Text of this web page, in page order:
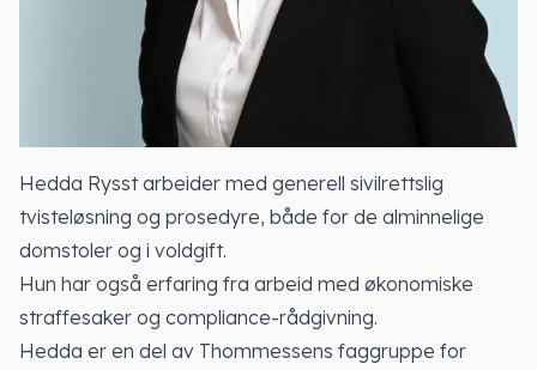
Hedda Rysst arbeider med generell sivilrettslig
tvisteløsning og prosedyre, både for de alminnelige
domstoler og i voldgift.
Hun har også erfaring fra arbeid med økonomiske
straffesaker og compliance-rådgivning.
Hedda er en del av Thommessens faggruppe for